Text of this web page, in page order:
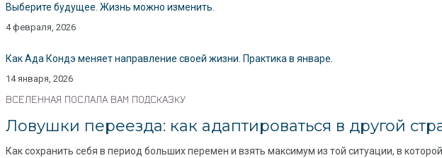
Выберите будущее. Жизнь можно изменить.
4 февраля, 2026
Как Ада Кондэ меняет направление своей жизни. Практика в январе.
14 января, 2026
ВСЕЛЕННАЯ ПОСЛАЛА ВАМ ПОДСКАЗКУ
Ловушки переезда: как адаптироваться в другой
Как сохранить себя в период больших перемен и взять максимум из той ситуации, в